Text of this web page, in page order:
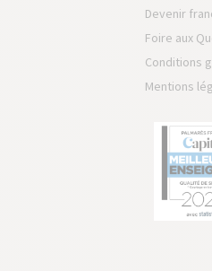
Devenir
Foire aux
Conditions
Mentions